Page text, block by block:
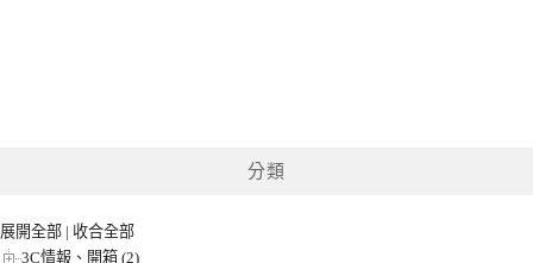
分類
展開全部 | 收合全部
3C情報、開箱 (2)